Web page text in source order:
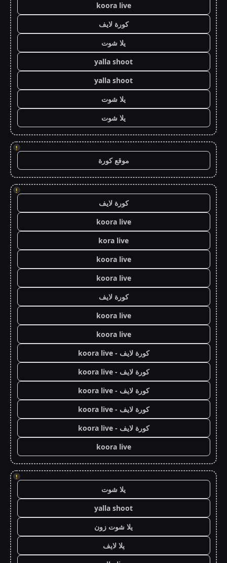
koora live
كورة لايف
يلا شوت
yalla shoot
yalla shoot
يلا شوت
يلا شوت
!
موقع كورة
!
كورة لايف
koora live
kora live
koora live
koora live
كورة لايف
koora live
koora live
كورة لايف - koora live
كورة لايف - koora live
كورة لايف - koora live
كورة لايف - koora live
كورة لايف - koora live
koora live
!
يلا شوت
yalla shoot
يلا شوت زون
يلا لايف